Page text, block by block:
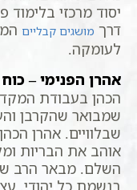
יסוד מרכזי בלימוד
דרך מושגים קבליים
לעומקה.
אהרן הפנימי –
הכהן בעבודת
שמבואר שהקרבן
שבלוויים. אהרן
אוהב את הבריות
השלם. מבאר הרב
בנשמת כל יהודי.